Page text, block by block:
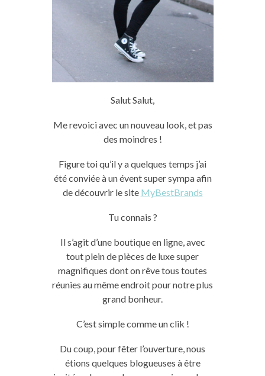
Salut Salut,
Me revoici avec un nouveau look, et pas
des moindres !
Figure toi qu’il y a quelques temps j’ai
été conviée à un évent super sympa afin
de découvrir le site MyBestBrands
Tu connais ?
Il s’agit d’une boutique en ligne, avec
tout plein de pièces de luxe super
magnifiques dont on rêve tous toutes
réunies au même endroit pour notre plus
grand bonheur.
C’est simple comme un clik !
Du coup, pour fêter l’ouverture, nous
étions quelques blogueuses à être